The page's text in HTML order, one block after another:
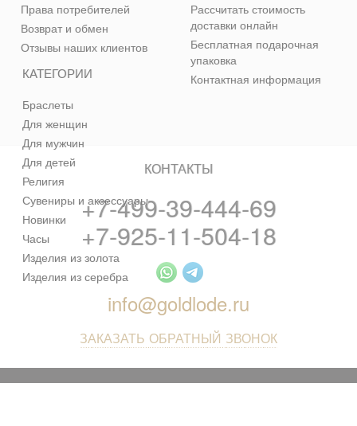
КАТЕГОРИИ
Браслеты
Для женщин
Для мужчин
Для детей
Религия
Сувениры и аксессуары
Новинки
Часы
Изделия из золота
Изделия из серебра
Права потребителей
Возврат и обмен
Отзывы наших клиентов
Рассчитать стоимость
доставки онлайн
Бесплатная подарочная
упаковка
Контактная информация
КОНТАКТЫ
+7-499-39-444-69
+7-925-11-504-18
info@goldlode.ru
ЗАКАЗАТЬ ОБРАТНЫЙ ЗВОНОК